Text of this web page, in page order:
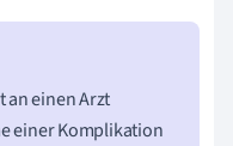
an einen Arzt
einer Komplikation